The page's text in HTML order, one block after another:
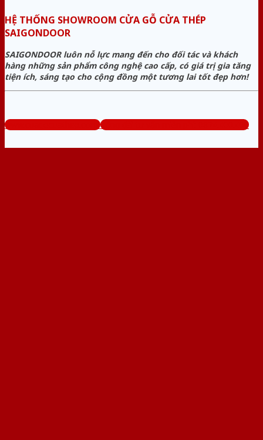
HỆ THỐNG SHOWROOM CỬA GỖ CỬA THÉP
SAIGONDOOR
SAIGONDOOR luôn nỗ lực mang đến cho đối tác và khách
hàng những sản phẩm công nghệ cao cấp, có giá trị gia tăng
tiện ích, sáng tạo cho cộng đồng một tương lai tốt đẹp hơn!
www.cuagocuathep.com Tổng đài tư vấn miễn phí: 0824.400.400